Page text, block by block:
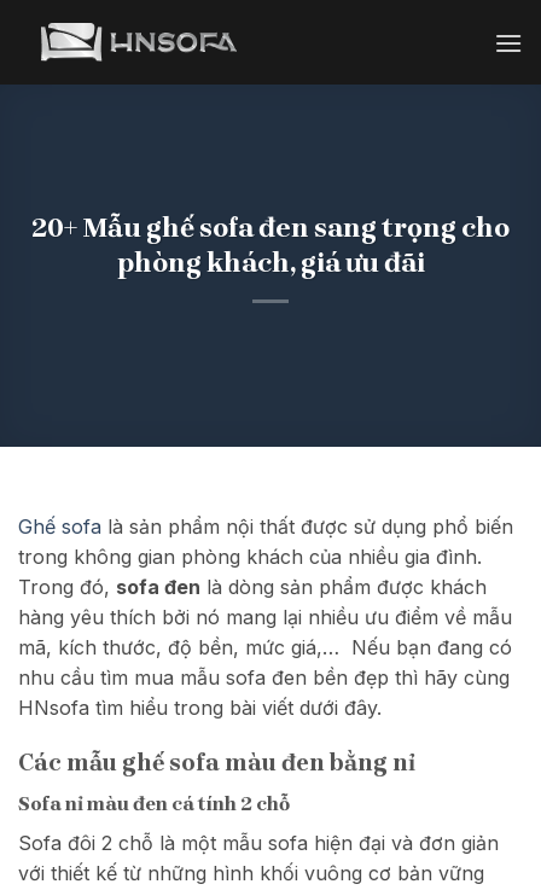
20+ Mẫu ghế sofa đen sang trọng cho
phòng khách, giá ưu đãi
Ghế sofa là sản phẩm nội thất được sử dụng phổ biến
trong không gian phòng khách của nhiều gia đình.
Trong đó, sofa đen là dòng sản phẩm được khách
hàng yêu thích bởi nó mang lại nhiều ưu điểm về mẫu
mã, kích thước, độ bền, mức giá,… Nếu bạn đang có
nhu cầu tìm mua mẫu sofa đen bền đẹp thì hãy cùng
HNsofa tìm hiểu trong bài viết dưới đây.
Các mẫu ghế sofa màu đen bằng nỉ
Sofa nỉ màu đen cá tính 2 chỗ
Sofa đôi 2 chỗ là một mẫu sofa hiện đại và đơn giản
với thiết kế từ những hình khối vuông cơ bản vững